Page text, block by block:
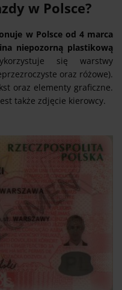
w Polsce?
w Polsce od 4 marca
niepozorną plastikową
się warstwy
oraz różowe).
oraz elementy graficzne.
także zdjęcie kierowcy.